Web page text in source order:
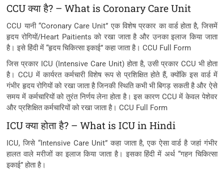
CCU क्या है? – What is Coronary Care Unit
CCU यानी “Coronary Care Unit” एक विशेष प्रकार का वार्ड होता है, जिसमें
हृदय रोगियों/Heart Paitients को रखा जाता है और उनका इलाज किया जाता
है। इसे हिंदी में “हृदय चिकित्सा इकाई” कहा जाता है। CCU Full Form
जिस प्रकार ICU (Intensive Care Unit) होता है, उसी प्रकार CCU भी होता
है। CCU में कार्यरत कर्मचारी विशेष रूप से प्रशिक्षित होते हैं, क्योंकि इस वार्ड में
गंभीर हृदय रोगियों को रखा जाता है जिनकी स्थिति कभी भी बिगड़ सकती है और ऐसे
समय में कर्मचारियों को तुरंत निर्णय लेना होता है। इस कारण CCU में केवल पेशेवर
और प्रशिक्षित कर्मचारियों को रखा जाता है। CCU Full Form
ICU क्या होता है? – What is ICU in Hindi
ICU, जिसे “Intensive Care Unit” कहा जाता है, एक ऐसा वार्ड है जहां गंभीर
हालत वाले मरीजों का इलाज किया जाता है। इसका हिंदी में अर्थ “गहन चिकित्सा
इकाई” होता है।